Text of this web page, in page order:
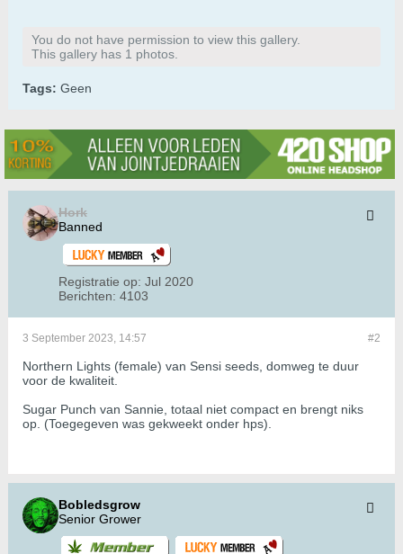
You do not have permission to view this gallery.
This gallery has 1 photos.
Tags: Geen
Hork
Banned
Registratie op: Jul 2020
Berichten: 4103
#2
3 September 2023, 14:57
Northern Lights (female) van Sensi seeds, domweg te duur
voor de kwaliteit.
Sugar Punch van Sannie, totaal niet compact en brengt niks
op. (Toegegeven was gekweekt onder hps).
Bobledsgrow
Senior Grower